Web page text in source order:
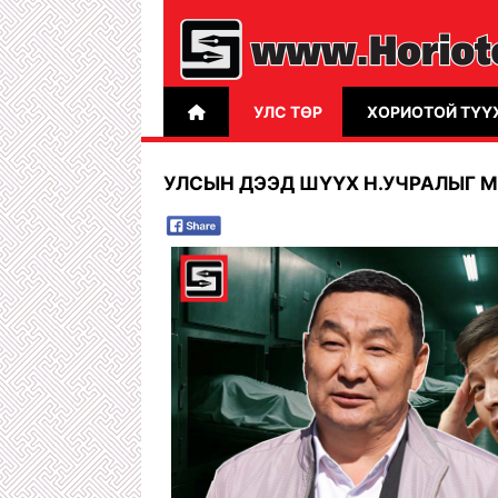
УЛС ТӨР ХОРИОТОЙ
УЛСЫН ДЭЭД ШҮҮХ Н.УЧРАЛЫГ